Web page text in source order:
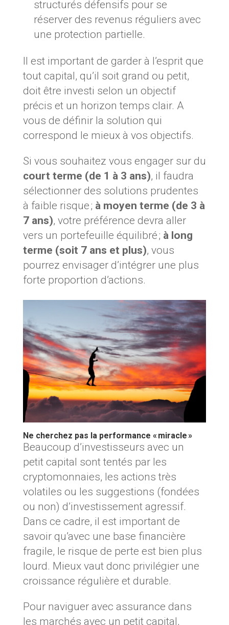
structurés défensifs pour se
réserver des revenus réguliers avec
une protection partielle.
Il est important de garder à l’esprit que
tout capital, qu’il soit grand ou petit,
doit être investi selon un objectif
précis et un horizon temps clair. A
vous de définir la solution qui
correspond le mieux à vos objectifs.
Si vous souhaitez vous engager sur du
court terme (de 1 à 3 ans), il faudra
sélectionner des solutions prudentes
à faible risque ; à moyen terme (de 3 à
7 ans), votre préférence devra aller
vers un portefeuille équilibré ; à long
terme (soit 7 ans et plus), vous
pourrez envisager d’intégrer une plus
forte proportion d’actions.
Ne cherchez pas la performance « miracle »
Beaucoup d’investisseurs avec un
petit capital sont tentés par les
cryptomonnaies, les actions très
volatiles ou les suggestions (fondées
ou non) d’investissement agressif.
Dans ce cadre, il est important de
savoir qu’avec une base financière
fragile, le risque de perte est bien plus
lourd. Mieux vaut donc privilégier une
croissance régulière et durable.
Pour naviguer avec assurance dans
les marchés avec un petit capital,